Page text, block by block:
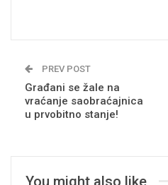
PREV POST
Građani se žale na
vraćanje saobraćajnica
u prvobitno stanje!